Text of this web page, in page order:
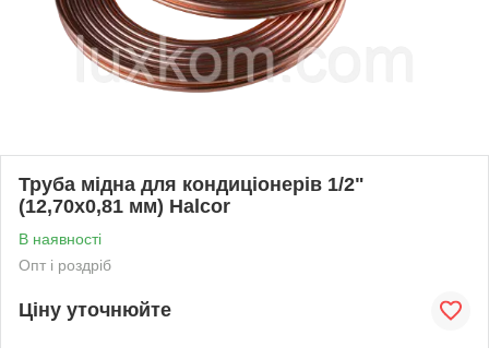
Труба мідна для кондиціонерів 1/2"
(12,70х0,81 мм) Halcor
В наявності
Опт і роздріб
Ціну уточнюйте